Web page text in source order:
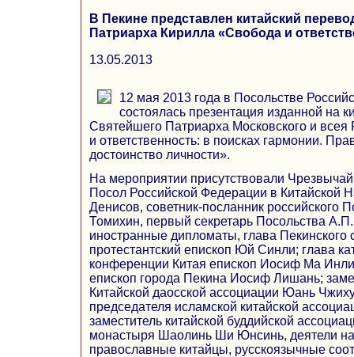
В Пекине представлен китайский
Патриарха Кирилла «Свобода и
13.05.2013
12 мая 2013 года в Посольстве
состоялась презентация изданной на
Святейшего Патриарха Московского и
и ответственность: в поисках гармонии.
достоинство личности».
На мероприятии присутствовали
Посол Российской Федерации в Китайской
Денисов, советник-посланник российского
Томихин, первый секретарь Посольства
иностранные дипломаты, глава Пекинского
протестантский епископ Юй Синли; глава
конференции Китая епископ Иосиф Ма
епископ города Пекина Иосиф Лишань;
Китайской даосской ассоциации Юань
председателя исламской китайской
заместитель китайской буддийской
монастыря Шаолинь Ши Юнсинь, деятели
православные китайцы, русскоязычные